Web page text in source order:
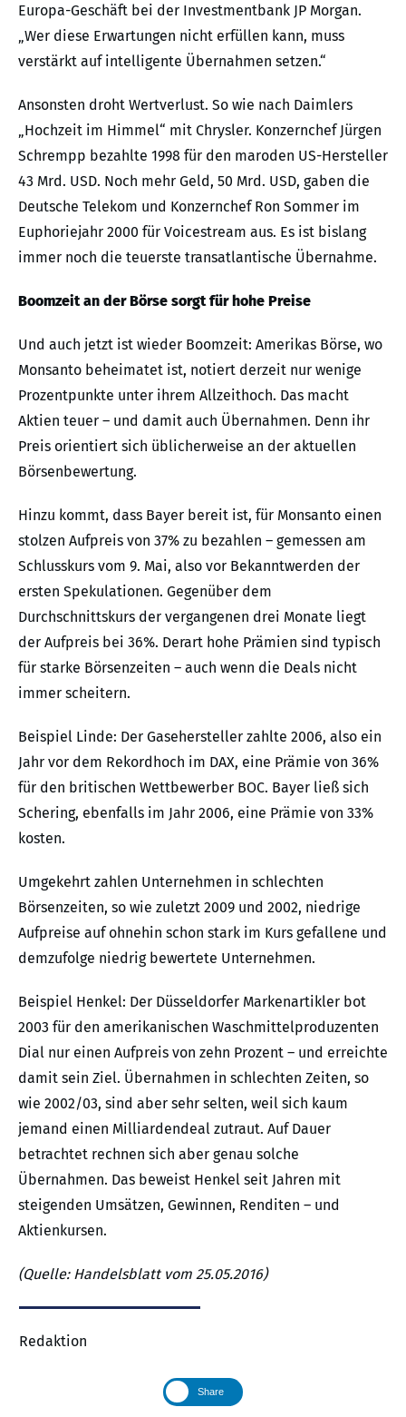
Europa-Geschäft bei der Investmentbank JP Morgan.
„Wer diese Erwartungen nicht erfüllen kann, muss
verstärkt auf intelligente Übernahmen setzen.“
Ansonsten droht Wertverlust. So wie nach Daimlers
„Hochzeit im Himmel“ mit Chrysler. Konzernchef Jürgen
Schrempp bezahlte 1998 für den maroden US-Hersteller
43 Mrd. USD. Noch mehr Geld, 50 Mrd. USD, gaben die
Deutsche Telekom und Konzernchef Ron Sommer im
Euphoriejahr 2000 für Voicestream aus. Es ist bislang
immer noch die teuerste transatlantische Übernahme.
Boomzeit an der Börse sorgt für hohe Preise
Und auch jetzt ist wieder Boomzeit: Amerikas Börse, wo
Monsanto beheimatet ist, notiert derzeit nur wenige
Prozentpunkte unter ihrem Allzeithoch. Das macht
Aktien teuer – und damit auch Übernahmen. Denn ihr
Preis orientiert sich üblicherweise an der aktuellen
Börsenbewertung.
Hinzu kommt, dass Bayer bereit ist, für Monsanto einen
stolzen Aufpreis von 37% zu bezahlen – gemessen am
Schlusskurs vom 9. Mai, also vor Bekanntwerden der
ersten Spekulationen. Gegenüber dem
Durchschnittskurs der vergangenen drei Monate liegt
der Aufpreis bei 36%. Derart hohe Prämien sind typisch
für starke Börsenzeiten – auch wenn die Deals nicht
immer scheitern.
Beispiel Linde: Der Gasehersteller zahlte 2006, also ein
Jahr vor dem Rekordhoch im DAX, eine Prämie von 36%
für den britischen Wettbewerber BOC. Bayer ließ sich
Schering, ebenfalls im Jahr 2006, eine Prämie von 33%
kosten.
Umgekehrt zahlen Unternehmen in schlechten
Börsenzeiten, so wie zuletzt 2009 und 2002, niedrige
Aufpreise auf ohnehin schon stark im Kurs gefallene und
demzufolge niedrig bewertete Unternehmen.
Beispiel Henkel: Der Düsseldorfer Markenartikler bot
2003 für den amerikanischen Waschmittelproduzenten
Dial nur einen Aufpreis von zehn Prozent – und erreichte
damit sein Ziel. Übernahmen in schlechten Zeiten, so
wie 2002/03, sind aber sehr selten, weil sich kaum
jemand einen Milliardendeal zutraut. Auf Dauer
betrachtet rechnen sich aber genau solche
Übernahmen. Das beweist Henkel seit Jahren mit
steigenden Umsätzen, Gewinnen, Renditen – und
Aktienkursen.
(Quelle: Handelsblatt vom 25.05.2016)
Redaktion
Share